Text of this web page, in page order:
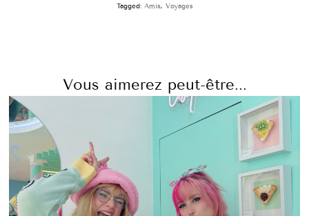
Tagged: Amis, Voyages
Vous aimerez peut-être...